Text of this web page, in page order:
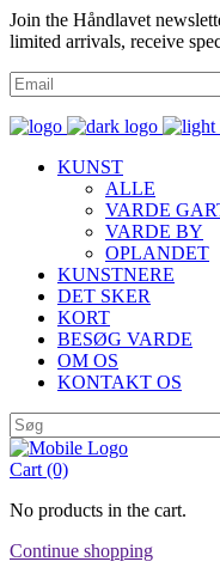
Join the Håndlavet
limited arrivals, receive
KUNST
ALLE
VARDE
VARDE BY
OPLANDET
KUNSTNERE
DET SKER
KORT
BESØG VARDE
OM OS
KONTAKT OS
Cart (0)
No products in the cart.
Continue shopping